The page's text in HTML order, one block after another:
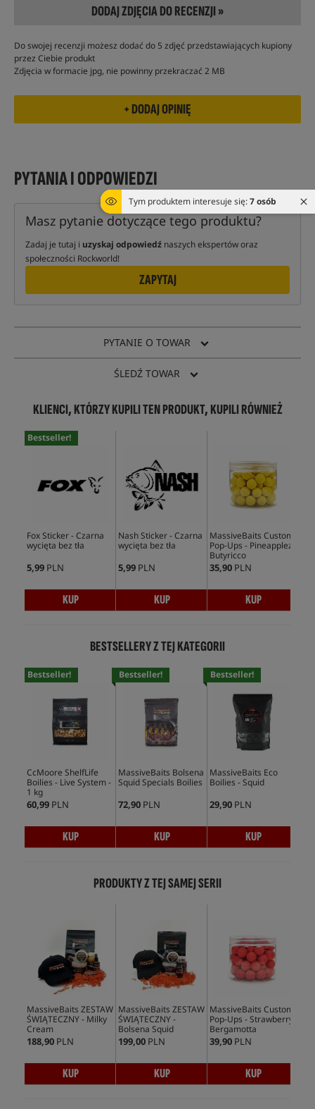
Tym produktem interesuje się:7 osób
DODAJ ZDJĘCIA DO RECENZJI »
Do swojej recenzji możesz dodać do 5 zdjęć przedstawiających kupiony
przez Ciebie produkt
Zdjęcia w formacie jpg, nie powinny przekraczać 2 MB
PYTANIA I ODPOWIEDZI
Masz pytanie dotyczące tego produktu?
Zadaj je tutaj i uzyskaj odpowiedź naszych ekspertów oraz
społeczności Rockworld!
ZAPYTAJ
PYTANIE O TOWAR
ŚLEDŹ TOWAR
KLIENCI, KTÓRZY KUPILI TEN PRODUKT, KUPILI RÓWNIEŻ
Bestseller!
Fox Sticker - Czarna
wycięta bez tła
5,99 PLN
KUP
Nash Sticker - Czarna
wycięta bez tła
5,99 PLN
KUP
MassiveBaits Custom
Pop-Ups - Pineapplez
Butyricco
35,90 PLN
KUP
BESTSELLERY Z TEJ KATEGORII
Bestseller!
CcMoore ShelfLife
Boilies - Live System -
1 kg
60,99 PLN
KUP
Bestseller!
MassiveBaits Bolsena
Squid Specials Boilies
72,90 PLN
KUP
Bestseller!
MassiveBaits Eco
Boilies - Squid
29,90 PLN
KUP
PRODUKTY Z TEJ SAMEJ SERII
MassiveBaits ZESTAW
ŚWIĄTECZNY - Milky
Cream
188,90 PLN
KUP
MassiveBaits ZESTAW
ŚWIĄTECZNY -
Bolsena Squid
199,00 PLN
KUP
MassiveBaits Custom
Pop-Ups - Strawberry
Bergamotta
39,90 PLN
KUP